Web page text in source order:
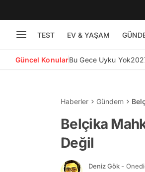
TEST EV & YAŞAM
Güncel KonularBu Gece Uyku Yok
Haberler Gündem
Belçika
Değil
Deniz Gök -